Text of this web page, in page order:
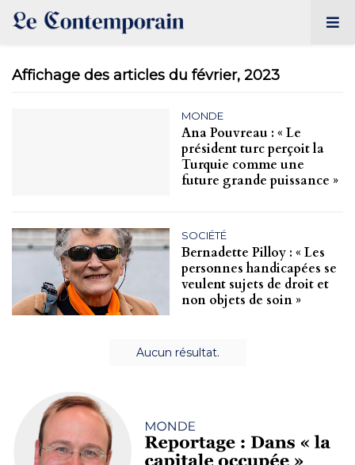
Affichage des articles du février, 2023
MONDE
Ana Pouvreau : « Le
président turc perçoit la
Turquie comme une
future grande puissance »
SOCIÉTÉ
Bernadette Pilloy : « Les
personnes handicapées se
veulent sujets de droit et
non objets de soin »
Aucun résultat.